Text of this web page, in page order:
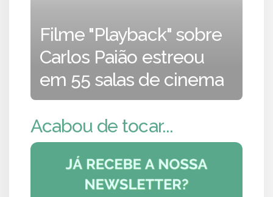
Filme "Playback" sobre
Carlos Paião estreou
em 55 salas de cinema
Acabou de tocar...